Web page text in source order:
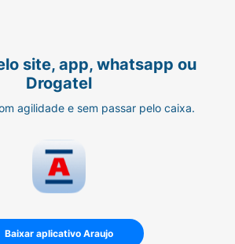
site, app, whatsapp ou
Drogatel
agilidade e sem passar pelo caixa.
Baixar aplicativo Araujo